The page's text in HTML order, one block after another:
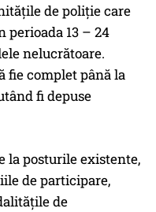
de poliție care
perioada 13 – 24
nelucrătoare.
fie complet până la
fi depuse
posturile existente,
de participare,
de